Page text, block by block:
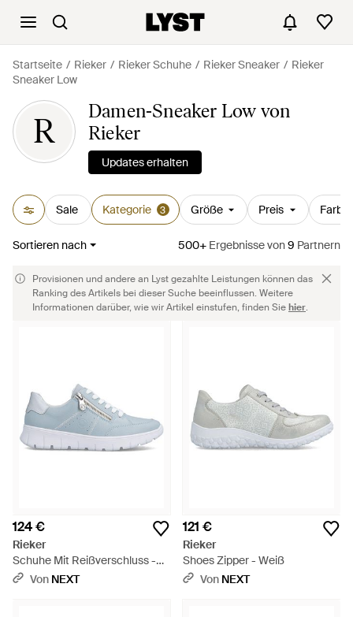
Startseite Rieker Rieker Schuhe Rieker Sneaker
Rieker
Sneaker Low
R
Damen-Sneaker Low von
Rieker
Updates erhalten
Sale Kategorie 3 Größe Preis Farbe
Sortieren nach 500+ Ergebnissevon9 Partnern
Provisionen und andere an Lyst gezahlte Leistungen können das
Ranking des Artikels bei dieser Suche beeinflussen. Weitere
Informationen darüber, wie wir Artikel einstufen, finden Siehier.
124 €
Rieker
Schuhe Mit Reißverschluss -
WeißVon NEXT
121 €
Rieker
Shoes Zipper - Weiß
Von NEXT